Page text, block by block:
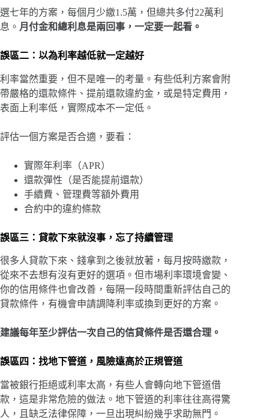
選七年的方案，每個月少繳1.5萬，但總共多付22萬利
息。 月付金和總利息是兩回事，一定要一起看。
誤區二：以為利率越低就一定越好
利率當然重要，但不是唯一的考量。有些低利方案會附
帶嚴格的還款條件、提前還款違約金，或是特定費用，
表面上利率低，實際成本不一定低。
評估一個方案是否合適，要看：
實際年利率（APR）
還款彈性（是否能提前還款）
手續費、管理費等額外費用
合約中的違約條款
誤區三：貸款下來就沒事，忘了持續管理
很多人貸款下來、錢拿到之後就放著，每月按時繳款，
從來不去想有沒有更好的選項。但市場利率環境會變、
你的信用條件也會改善，每隔一段時間重新評估自己的
貸款條件，有機會申請調降利率或換到更好的方案。
建議每年至少評估一次自己的信貸條件是否還合理。
誤區四：找地下管道，風險遠高於正規管道
當被銀行拒絕或利率太高，有些人會轉向地下管道借
款，這是非常危險的做法。地下管道的利率往往高得驚
人，且缺乏法律保障，一旦出現糾紛幾乎求助無門。